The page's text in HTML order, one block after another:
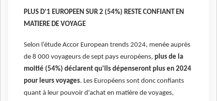
PLUS D’1 EUROPEEN SUR 2 (54%) RESTE CONFIANT EN
MATIERE DE VOYAGE
Selon l’étude Accor European trends 2024, menée auprès
de 8 000 voyageurs de sept pays européens, plus de la
moitié (54%) déclarent qu'ils dépenseront plus en 2024
pour leurs voyages. Les Européens sont donc confiants
quant à leur pouvoir d'achat en matière de voyages,